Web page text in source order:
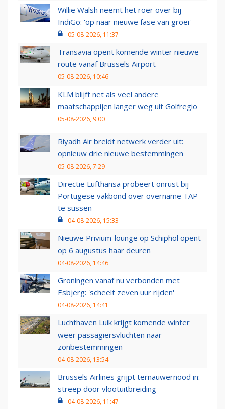
Willie Walsh neemt het roer over bij
IndiGo: 'op naar nieuwe fase van groei'
05-08-2026, 11:37
Transavia opent komende winter nieuwe
route vanaf Brussels Airport
05-08-2026, 10:46
KLM blijft net als veel andere
maatschappijen langer weg uit Golfregio
05-08-2026, 9:00
Riyadh Air breidt netwerk verder uit:
opnieuw drie nieuwe bestemmingen
05-08-2026, 7:29
Directie Lufthansa probeert onrust bij
Portugese vakbond over overname TAP
te sussen
04-08-2026, 15:33
Nieuwe Privium-lounge op Schiphol opent
op 6 augustus haar deuren
04-08-2026, 14:46
Groningen vanaf nu verbonden met
Esbjerg: 'scheelt zeven uur rijden'
04-08-2026, 14:41
Luchthaven Luik krijgt komende winter
weer passagiersvluchten naar
zonbestemmingen
04-08-2026, 13:54
Brussels Airlines grijpt ternauwernood in:
streep door vlootuitbreiding
04-08-2026, 11:47